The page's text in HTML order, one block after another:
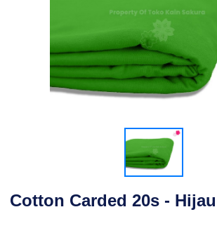
Cotton Carded 20s -